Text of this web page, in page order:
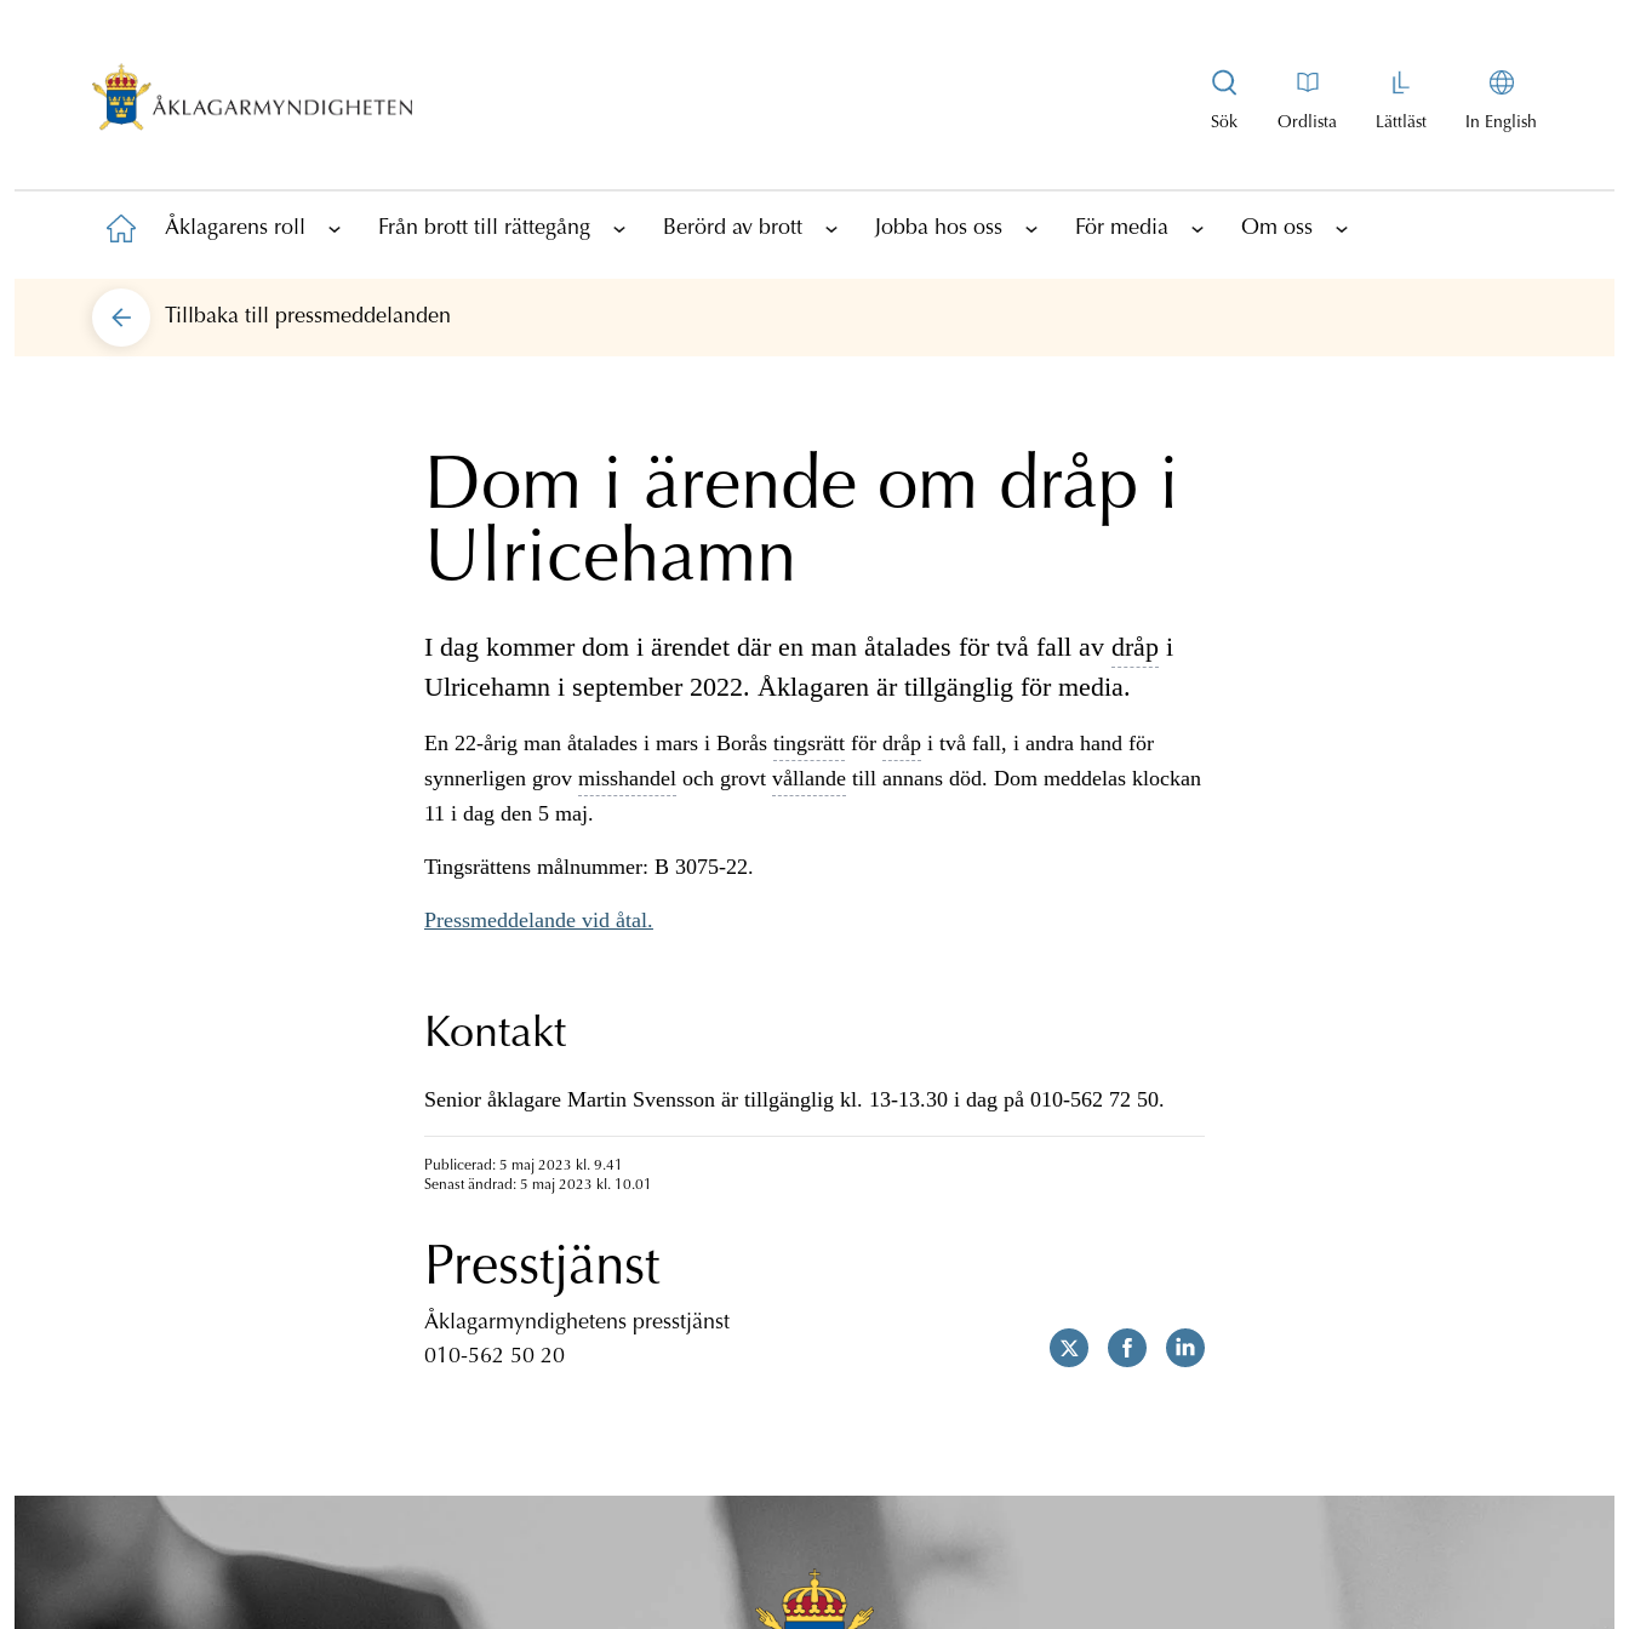
Sök Ordlista Lättläst In English
Åklagarens roll Från brott till rättegång Berörd av brott Jobba hos oss För media Om oss
Tillbaka till pressmeddelanden
Dom i ärende om dråp i
Ulricehamn
I dag kommer dom i ärendet där en man åtalades för två fall av dråpi
Ulricehamn i september 2022. Åklagaren är tillgänglig för media.
En 22-årig man åtalades i mars i Borås tingsrättför dråpi två fall, i andra hand för
synnerligen grov misshandel och grovt vållandetill annans död. Dom meddelas klockan
11 i dag den 5 maj.
Tingsrättens målnummer: B 3075-22.
Pressmeddelande vid åtal.
Kontakt
Senior åklagare Martin Svensson är tillgänglig kl. 13-13.30 i dag på 010-562 72 50.
Publicerad: 5 maj 2023 kl. 9.41
Senast ändrad: 5 maj 2023 kl. 10.01
Presstjänst
Åklagarmyndighetens presstjänst
010-562 50 20